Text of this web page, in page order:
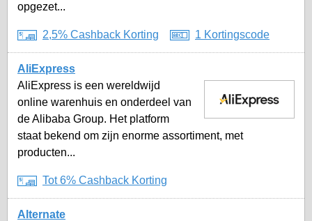
opgezet...
2,5% Cashback Korting 1 Kortingscode
AliExpress
AliExpress is een wereldwijd
online warenhuis en onderdeel van
de Alibaba Group. Het platform
staat bekend om zijn enorme assortiment, met
producten...
Tot 6% Cashback Korting
Alternate